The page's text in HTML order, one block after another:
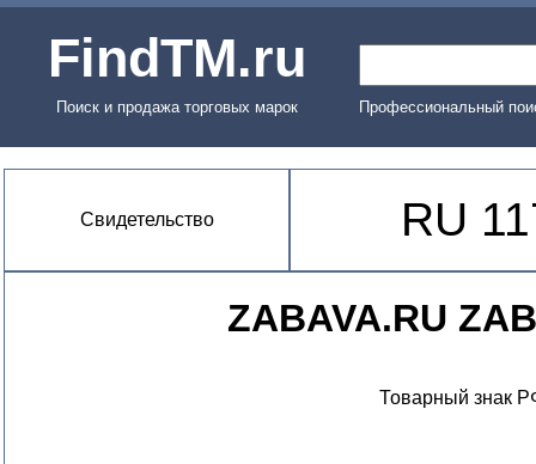
FindTM.ru
Поиск и продажа торговых марок Профессиональный
Свидетельство RU
ZABAVA.RU
Товарный знак